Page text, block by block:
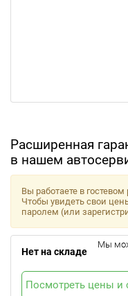
Расширенная
в нашем
Вы работаете в
Чтобы увидеть свои
паролем (или
Нет на складе
Мы
Посмотреть цены и